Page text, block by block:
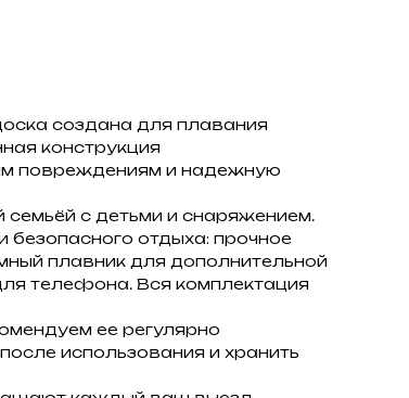
создана для плавания
конструкция
повреждениям и надежную
с детьми и снаряжением.
безопасного отдыха: прочное
плавник для дополнительной
телефона. Вся комплектация
ее регулярно
использования и хранить